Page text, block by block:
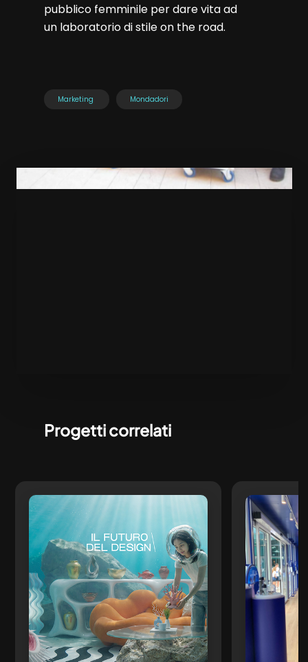
pubblico femminile per dare vita ad
un laboratorio di stile on the road.
Marketing Mondadori
Progetti correlati